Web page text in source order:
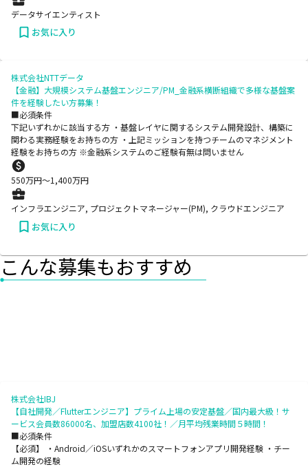
データサイエンティスト
お気に入り
株式会社NTTデータ
【金融】大規模システム基盤エンジニア/PM_金融系横断組織で多様な基盤案
件を経験したい方募集！
■必須条件
下記いずれかに該当する方 ・基盤レイヤに関するシステム開発設計、構築に
関わる実務経験をお持ちの方 ・上記ミッションを持つチームのマネジメント
経験をお持ちの方 ※金融系システムのご経験有無は問いません
550万円〜1,400万円
インフラエンジニア, プロジェクトマネージャー(PM), クラウドエンジニア
お気に入り
こんな募集もおすすめ
株式会社IBJ
【自社開発／Flutterエンジニア】プライム上場の安定基盤／国内最大級！サ
ービス会員数86000名、加盟店数4100社！／月平均残業時間５時間！
■必須条件
【必須】 ・Android／iOSいずれかのスマートフォンアプリ開発経験 ・チー
ム開発の経験